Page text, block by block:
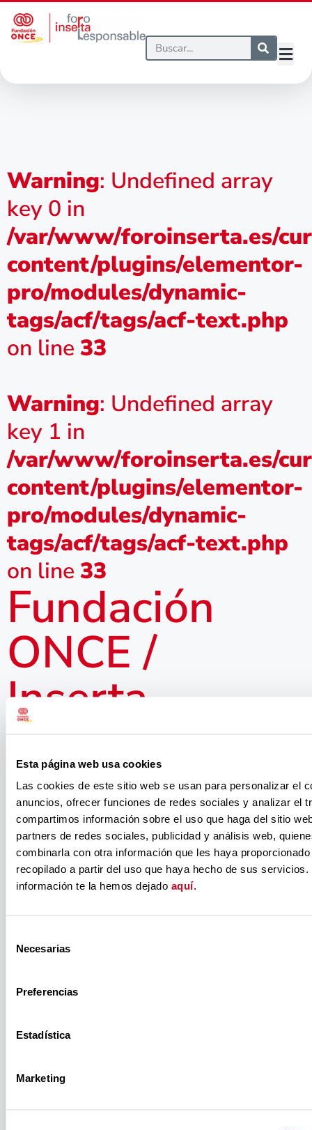
Esta página web usa cookies
Las cookies de este sitio web se usan para personalizar el
anuncios, ofrecer funciones de redes sociales y analizar el
compartimos información sobre el uso que haga del sitio
partners de redes sociales, publicidad y análisis web,
combinarla con otra información que les haya
recopilado a partir del uso que haya hecho de sus
información te la hemos dejado aquí.
Necesarias
Preferencias
Estadística
Marketing
Warning: Undefined array
key 0 in
/var/www/foroinserta.es/
content/plugins/elementor-
pro/modules/dynamic-
tags/acf/tags/acf-text.php
on line 33
Warning: Undefined array
key 1 in
/var/www/foroinserta.es/
content/plugins/elementor-
pro/modules/dynamic-
tags/acf/tags/acf-text.php
on line 33
Fundación
ONCE /
Inserta
inauguraron el
‘corner’ de
Gally,
vídeojuegos
OXO Museo
del
Videojuego de